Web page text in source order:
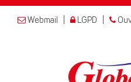
Webmail LGPD